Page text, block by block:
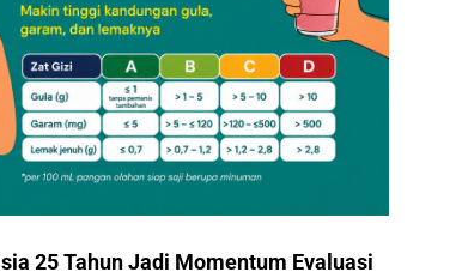
25 Tahun Jadi Momentum Evaluasi